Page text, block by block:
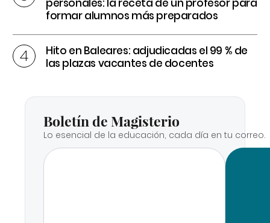
personales: la receta de un profesor para
formar alumnos más preparados
Hito en Baleares: adjudicadas el 99 % de
las plazas vacantes de docentes
Boletín de Magisterio
Lo esencial de la educación, cada día en tu correo.